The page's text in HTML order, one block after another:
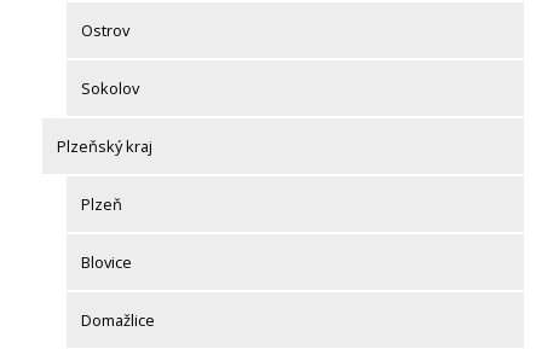
Ostrov
Sokolov
Plzeňský kraj
Plzeň
Blovice
Domažlice